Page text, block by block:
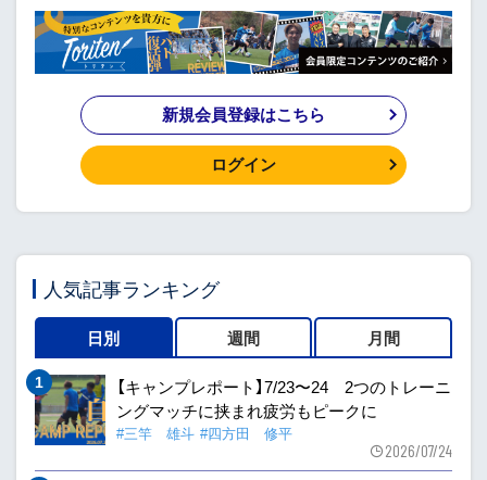
新規会員登録はこちら
ログイン
人気記事ランキング
日別 週間 月間
【キャンプレポート】7/23〜24 2つのトレーニ
ングマッチに挟まれ疲労もピークに
#三竿 雄斗 #四方田 修平
2026/07/24